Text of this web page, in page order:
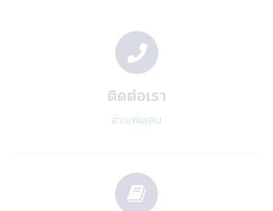
• เพื่อช่วยให้บริษัทฯจัดการข้อความพร้อมใช้
งานและการเชื่อมต่อของผลิตภัณฑ์ บริการ และ
การติดต่อสื่อสารของบริษัทในกลุ่ม
• เพื่อจัดการความเสี่ยง เพื่อช่วยตรวจจับและ
ที่อาจเกิดขึ้นรวมถึงการละเมิดอื่นๆ ต่อนโยบาย
บริการภายนอกที่ให้บริการกับบริษัทฯ
• ผู้ให้บริการภายนอกเหล่านี้อาจเป็นผู้ให้
บริการแก่ท่าน เช่น ให้บริการยืนยันตัวตนของ
ติดต่อเรา
อ่านเพิ่มเติม